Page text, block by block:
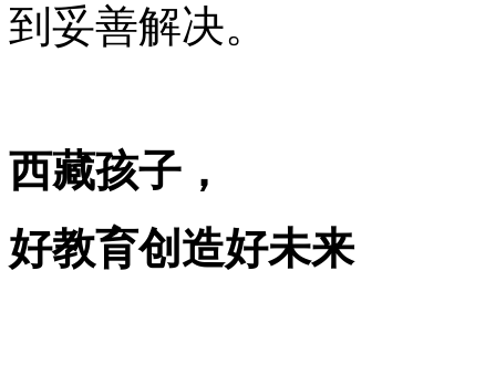
到妥善解决。
西藏孩子，
好教育创造好未来